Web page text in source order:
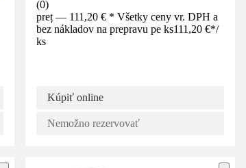
(0)
preț — 111,20 € * Všetky ceny vr. DPH a
bez nákladov na prepravu pe ks111,20 €*/
ks
Kúpiť online
Nemožno rezervovať